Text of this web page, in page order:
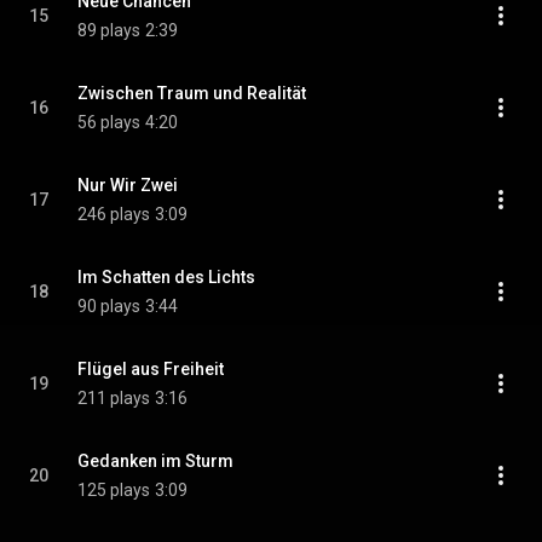
15
89 plays 2:39
16
Zwischen Traum und Realität
56 plays 4:20
17
Nur Wir Zwei
246 plays 3:09
18
Im Schatten des Lichts
90 plays 3:44
19
Flügel aus Freiheit
211 plays 3:16
20
Gedanken im Sturm
125 plays 3:09